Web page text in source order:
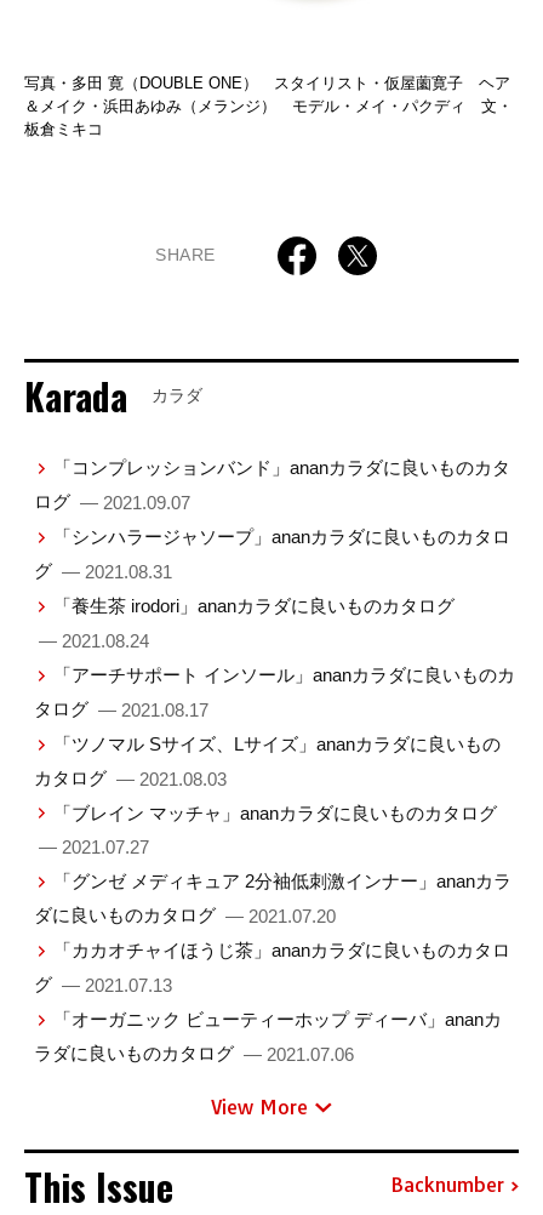
写真・多田 寛（DOUBLE ONE） スタイリスト・仮屋薗寛子 ヘア
＆メイク・浜田あゆみ（メランジ） モデル・メイ・パクディ 文・
板倉ミキコ
SHARE
Karada カラダ
「コンプレッションバンド」ananカラダに良いものカタ
ログ — 2021.09.07
「シンハラージャソープ」ananカラダに良いものカタロ
グ — 2021.08.31
「養生茶 irodori」ananカラダに良いものカタログ
— 2021.08.24
「アーチサポート インソール」ananカラダに良いものカ
タログ — 2021.08.17
「ツノマル Sサイズ、Lサイズ」ananカラダに良いもの
カタログ — 2021.08.03
「ブレイン マッチャ」ananカラダに良いものカタログ
— 2021.07.27
「グンゼ メディキュア 2分袖低刺激インナー」ananカラ
ダに良いものカタログ — 2021.07.20
「カカオチャイほうじ茶」ananカラダに良いものカタロ
グ — 2021.07.13
「オーガニック ビューティーホップ ディーバ」ananカ
ラダに良いものカタログ — 2021.07.06
View More
This Issue Backnumber